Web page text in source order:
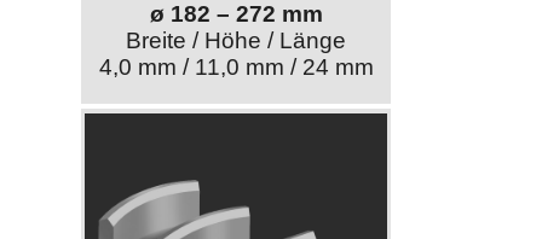
ø 182 – 272 mm
Breite / Höhe / Länge
4,0 mm / 11,0 mm / 24 mm